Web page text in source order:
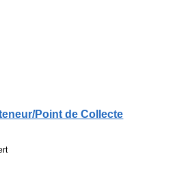
Point de Collecte